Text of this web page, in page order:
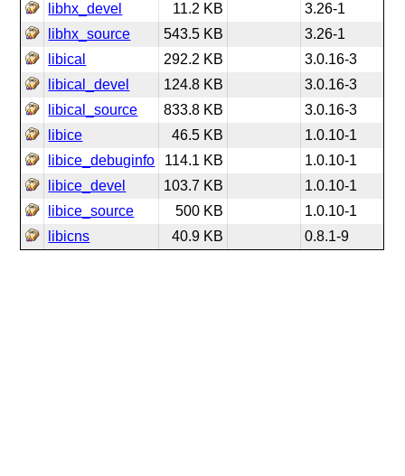
libhx_devel
11.2 KB
3.26-1
libhx_source
543.5 KB
3.26-1
libical
292.2 KB
3.0.16-3
libical_devel
124.8 KB
3.0.16-3
libical_source
833.8 KB
3.0.16-3
libice
46.5 KB
1.0.10-1
libice_debuginfo
114.1 KB
1.0.10-1
libice_devel
103.7 KB
1.0.10-1
libice_source
500 KB
1.0.10-1
libicns
40.9 KB 0.8.1-9